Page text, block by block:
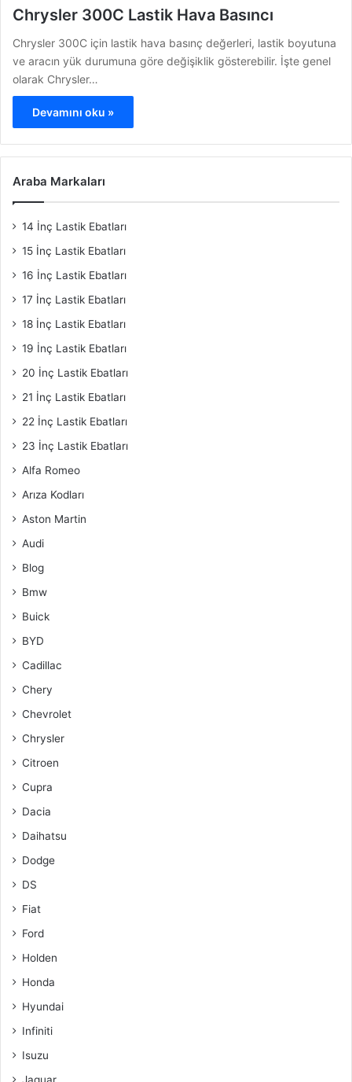
Chrysler 300C Lastik Hava Basıncı
Chrysler 300C için lastik hava basınç değerleri, lastik boyutuna
ve aracın yük durumuna göre değişiklik gösterebilir. İşte genel
olarak Chrysler…
Devamını oku »
Araba Markaları
14 İnç Lastik Ebatları
15 İnç Lastik Ebatları
16 İnç Lastik Ebatları
17 İnç Lastik Ebatları
18 İnç Lastik Ebatları
19 İnç Lastik Ebatları
20 İnç Lastik Ebatları
21 İnç Lastik Ebatları
22 İnç Lastik Ebatları
23 İnç Lastik Ebatları
Alfa Romeo
Arıza Kodları
Aston Martin
Audi
Blog
Bmw
Buick
BYD
Cadillac
Chery
Chevrolet
Chrysler
Citroen
Cupra
Dacia
Daihatsu
Dodge
DS
Fiat
Ford
Holden
Honda
Hyundai
Infiniti
Isuzu
Jaguar